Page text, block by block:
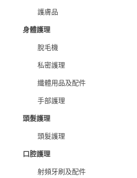
護膚品
身體護理
脫毛機
私密護理
纖體用品及配件
手部護理
頭髮護理
頭髮護理
口腔護理
射頻牙刷及配件